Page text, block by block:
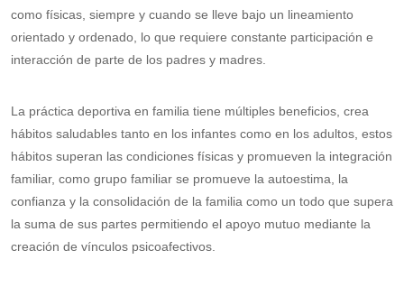
como físicas, siempre y cuando se lleve bajo un lineamiento
orientado y ordenado, lo que requiere constante participación e
interacción de parte de los padres y madres.
La práctica deportiva en familia tiene múltiples beneficios, crea
hábitos saludables tanto en los infantes como en los adultos, estos
hábitos superan las condiciones físicas y promueven la integración
familiar, como grupo familiar se promueve la autoestima, la
confianza y la consolidación de la familia como un todo que supera
la suma de sus partes permitiendo el apoyo mutuo mediante la
creación de vínculos psicoafectivos.